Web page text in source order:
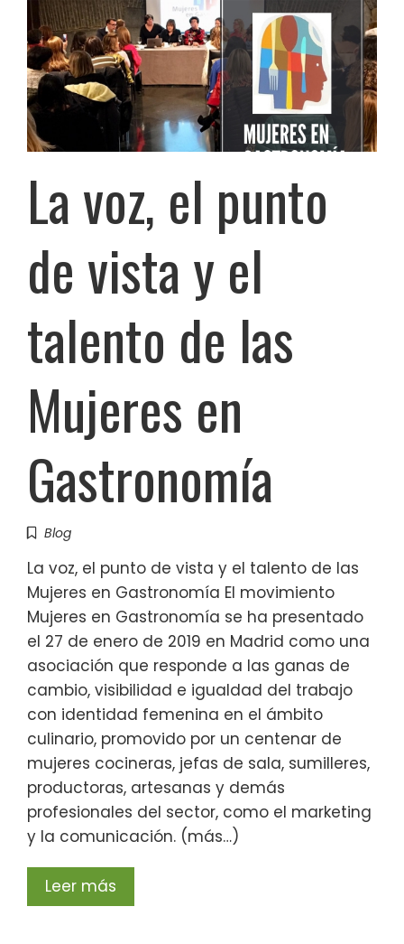
La voz, el punto
de vista y el
talento de las
Mujeres en
Gastronomía
Blog
La voz, el punto de vista y el talento de las
Mujeres en Gastronomía El movimiento
Mujeres en Gastronomía se ha presentado
el 27 de enero de 2019 en Madrid como una
asociación que responde a las ganas de
cambio, visibilidad e igualdad del trabajo
con identidad femenina en el ámbito
culinario, promovido por un centenar de
mujeres cocineras, jefas de sala, sumilleres,
productoras, artesanas y demás
profesionales del sector, como el marketing
y la comunicación. (más…)
Leer más